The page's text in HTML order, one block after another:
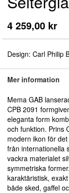
4 259,00 kr
Design: Carl Philip
av
Mer information
Mema GAB
CPB 2091
eleganta form
och funktion. Prins
modern ikon för
från internationella
vackra materialet
symmetriska
karaktäristisk,
både sked, gaffel